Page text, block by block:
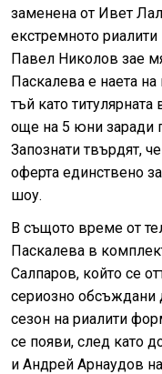
заменена от Ивет
екстремното риалити
Павел Николов зае
Паскалева е наета
тъй като
още на 5 юни заради
Запознати твърдят,
оферта единствено
шоу.
В същото време от
Паскалева в
Салпаров, който се
сериозно обсъждани
сезон на риалити
се появи, след като
и Андрей Арнаудов